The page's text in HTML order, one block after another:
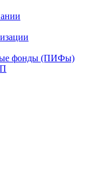
фонды (ПИФы)